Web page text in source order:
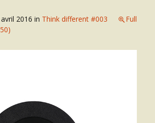
2016 in Think different #003
Full